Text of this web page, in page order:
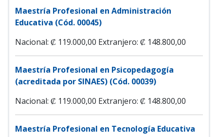
Maestría Profesional en Administración
Educativa (Cód. 00045)
Nacional: ₡ 119.000,00 Extranjero: ₡ 148.800,00
Maestría Profesional en Psicopedagogía
(acreditada por SINAES) (Cód. 00039)
Nacional: ₡ 119.000,00 Extranjero: ₡ 148.800,00
Maestría Profesional en Tecnología Educativa